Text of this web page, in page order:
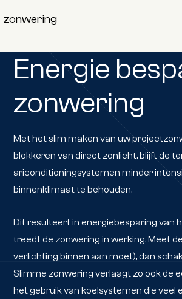
Energie
zonwering
Met het slim maken van uw
blokkeren van direct zonlicht, blijft de
ariconditioningsystemen minder
binnenklimaat te behouden.
Dit resulteert in energiebesparing van
treedt de zonwering in werking. Meet
verlichting binnen aan moet), dan
Slimme zonwering verlaagt zo ook de
het gebruik van koelsystemen die veel